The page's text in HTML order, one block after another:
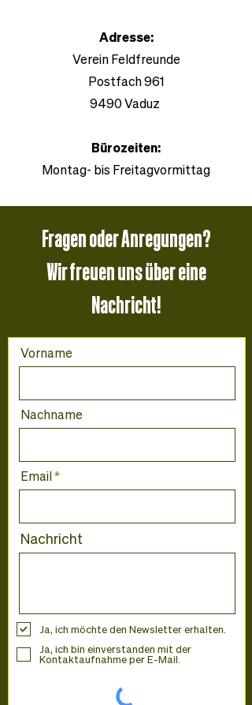
Adresse:
Verein Feldfreunde
Postfach 961
9490 Vaduz
Bürozeiten:
Montag- bis Freitagvormittag​​
Fragen oder Anregungen?
Wir freuen uns über eine
Nachricht!
Vorname
Nachname
Email
Nachricht
Ja, ich möchte den Newsletter erhalten.
Ja, ich bin einverstanden mit der
Kontaktaufnahme per E-Mail.